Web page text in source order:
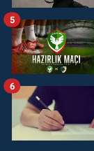
5
6